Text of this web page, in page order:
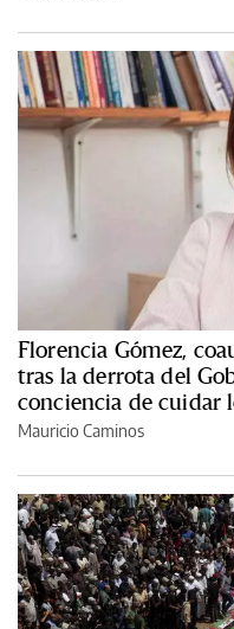
Florencia Gómez,
tras la derrota del
conciencia de cuidar
Mauricio Caminos